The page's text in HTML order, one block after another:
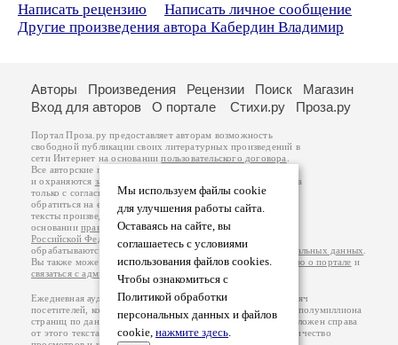
Написать рецензию
Написать личное сообщение
Другие произведения автора Кабердин Владимир
Мы используем файлы cookie
для улучшения работы сайта.
Оставаясь на сайте, вы
соглашаетесь с условиями
использования файлов cookies.
Чтобы ознакомиться с
Политикой обработки
персональных данных и файлов
cookie, нажмите здесь.
Авторы Произведения Рецензии Поиск
Магазин
Вход для авторов
О портале Стихи.ру Проза.ру
Портал Проза.ру предоставляет авторам возможность
свободной публикации своих литературных произведений в
сети Интернет на основаниипользовательского договора
Все авторские права на произведения принадлежат авторам
и охраняются законом
. Перепечатка произведений возможна
только с согласия его автора, к которому вы можете
обратиться на его авторской странице. Ответственность за
тексты произведений авторы несут самостоятельно на
основанииправил публикацииизаконодательства
Российской Федерации
обрабатываются на основанииПолитики обработки персональных данных
Вы также можете посмотреть более подробнуюинформацию о портале и
связаться с администрацией
Ежедневная аудитория портала Проза.ру – порядка 100 тысяч
посетителей, которые в общей сумме просматривают более полумиллиона
страниц по данным счетчика посещаемости, который расположен справа
от этого текста. В каждой графе указано по две цифры: количество